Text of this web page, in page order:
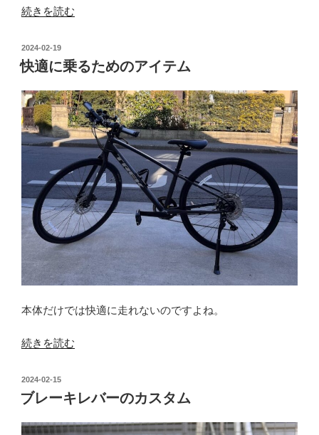
“ポ
_0001_20240218”
の
続きを読む
投
稿
日:
2024-02-19
快適に乗るためのアイテム
本体だけでは快適に走れないのですよね。
“快
に
乗
た
続きを読む
投
稿
日:
2024-02-15
ブレーキレバーのカスタム